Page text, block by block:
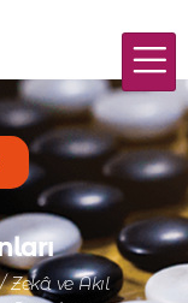
/ Zekâ ve Akıl